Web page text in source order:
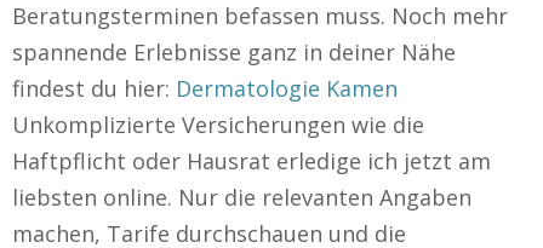
Beratungsterminen befassen muss. Noch mehr
spannende Erlebnisse ganz in deiner Nähe
findest du hier: Dermatologie Kamen
Unkomplizierte Versicherungen wie die
Haftpflicht oder Hausrat erledige ich jetzt am
liebsten online. Nur die relevanten Angaben
machen, Tarife durchschauen und die